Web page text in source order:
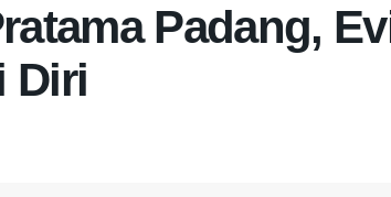
Padang,
Diri